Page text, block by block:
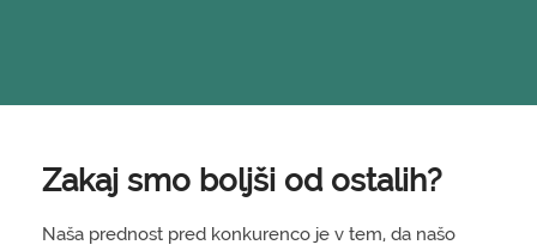
Zakaj smo boljši od ostalih?
Naša prednost pred konkurenco je v tem, da našo